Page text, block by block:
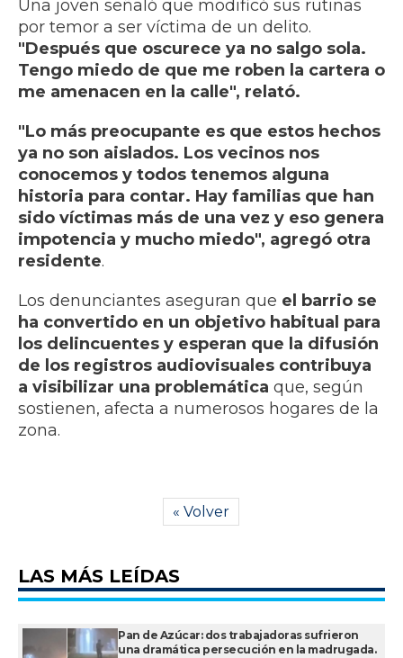
Una joven señaló que modificó sus rutinas
por temor a ser víctima de un delito.
"Después que oscurece ya no salgo sola.
Tengo miedo de que me roben la cartera o
me amenacen en la calle", relató.
"Lo más preocupante es que estos hechos
ya no son aislados. Los vecinos nos
conocemos y todos tenemos alguna
historia para contar. Hay familias que han
sido víctimas más de una vez y eso genera
impotencia y mucho miedo", agregó otra
residente.
Los denunciantes aseguran que el barrio se
ha convertido en un objetivo habitual para
los delincuentes y esperan que la difusión
de los registros audiovisuales contribuya
a visibilizar una problemática que, según
sostienen, afecta a numerosos hogares de la
zona.
« Volver
LAS MÁS LEÍDAS
Pan de Azúcar: dos trabajadoras sufrieron
una dramática persecución en la madrugada.